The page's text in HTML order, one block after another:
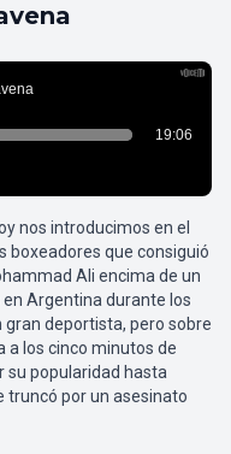
nos introducimos en el
boxeadores que consiguió
Ali encima de un
Argentina durante los
gran deportista, pero sobre
a los cinco minutos de
su popularidad hasta
truncó por un asesinato